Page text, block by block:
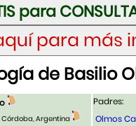
de Basilio
Córdoba, Argentina
Padres:
Olmos